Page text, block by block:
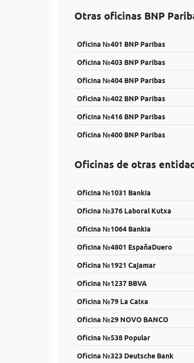
Otras oficinas BNP
Oficina №401 BNP Paribas
Oficina №403 BNP Paribas
Oficina №404 BNP Paribas
Oficina №402 BNP Paribas
Oficina №416 BNP Paribas
Oficina №400 BNP Paribas
Oficinas de otras
Oficina №1031 Bankia
Oficina №376 Laboral Kutxa
Oficina №1064 Bankia
Oficina №4801 EspañaDuero
Oficina №1921 Cajamar
Oficina №1237 BBVA
Oficina №79 La Caixa
Oficina №29 NOVO BANCO
Oficina №538 Popular
Oficina №323 Deutsche Bank